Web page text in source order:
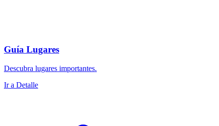
Guía Lugares
Descubra lugares importantes.
Ir a Detalle